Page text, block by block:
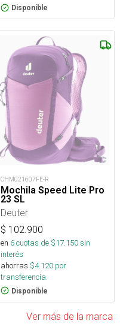
Disponible
CHM021607FE-R
Mochila Speed Lite Pro
23 SL
Deuter
$ 102.900
en 6cuotas de $17.150sin
interés
ahorras $4.120 por
transferencia.
Disponible
Ver más de la marca